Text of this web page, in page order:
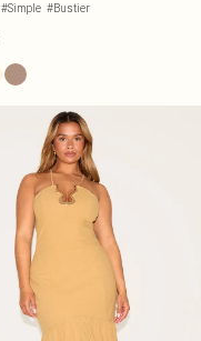
#Simple #Bustier